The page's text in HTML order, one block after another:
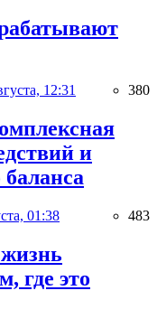
12:31 380
и
баланса
01:38 483
где это